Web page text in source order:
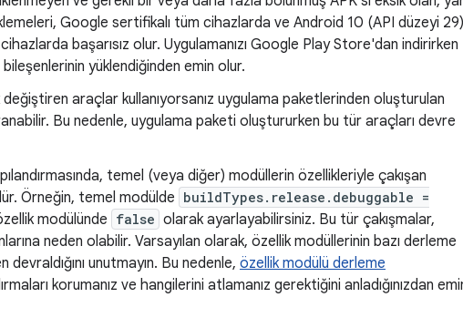
Google sertifikalı tüm cihazlarda ve Android 10 (API düzeyi 29)
başarısız olur. Uygulamanızı Google Play Store'dan indirirken
yüklendiğinden emin olur.
değiştiren araçlar kullanıyorsanız uygulama paketlerinden oluşturulan
Bu nedenle, uygulama paketi oluştururken bu tür araçları devre
temel (veya diğer) modüllerin özellikleriyle çakışan
Örneğin, temel modülde buildTypes.release.debuggable =
modülünde false olarak ayarlayabilirsiniz. Bu tür çakışmalar,
neden olabilir. Varsayılan olarak, özellik modüllerinin bazı derleme
devraldığını unutmayın. Bu nedenle, özellik modülü derleme
korumanız ve hangilerini atlamanız gerektiğini anladığınızdan